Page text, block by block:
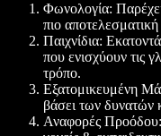
Φωνολογία:
πιο
Παιχνίδια:
που ενισχύουν τις
τρόπο.
Εξατομικευμένη
βάσει των δυνατών
Αναφορές Προόδου: